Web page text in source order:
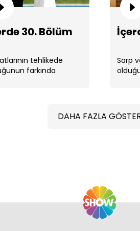
30. Bölüm
tehlikede
farkında
Sarp
DAHA FAZLA